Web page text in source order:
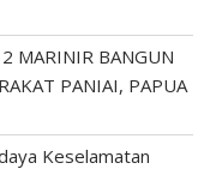
MARINIR BANGUN
PANIAI, PAPUA
Keselamatan